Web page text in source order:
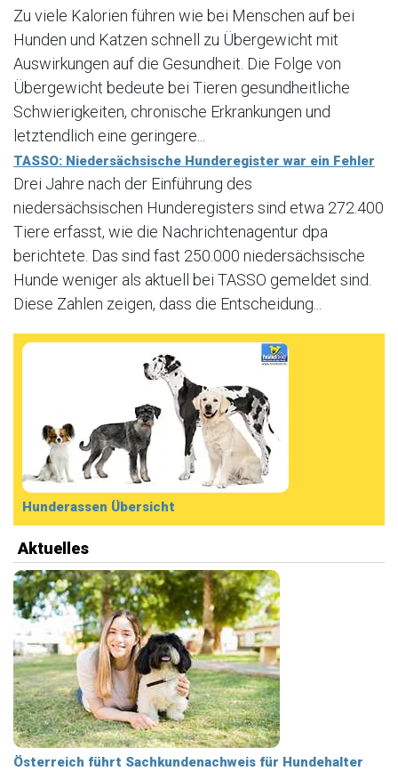
Zu viele Kalorien führen wie bei Menschen auf bei
Hunden und Katzen schnell zu Übergewicht mit
Auswirkungen auf die Gesundheit. Die Folge von
Übergewicht bedeute bei Tieren gesundheitliche
Schwierigkeiten, chronische Erkrankungen und
letztendlich eine geringere...
TASSO: Niedersächsische Hunderegister war ein Fehler
Drei Jahre nach der Einführung des
niedersächsischen Hunderegisters sind etwa 272.400
Tiere erfasst, wie die Nachrichtenagentur dpa
berichtete. Das sind fast 250.000 niedersächsische
Hunde weniger als aktuell bei TASSO gemeldet sind.
Diese Zahlen zeigen, dass die Entscheidung...
Hunderassen Übersicht
Aktuelles
Österreich führt Sachkundenachweis für Hundehalter